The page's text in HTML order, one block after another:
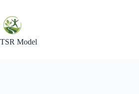
content
TSR Model